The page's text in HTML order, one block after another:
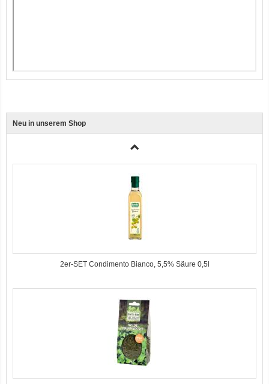
Neu in unserem Shop
2er-SET Condimento Bianco, 5,5% Säure 0,5l